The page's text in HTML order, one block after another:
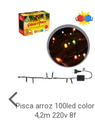
Pisca arroz 100led color
4,2m 220v 8f